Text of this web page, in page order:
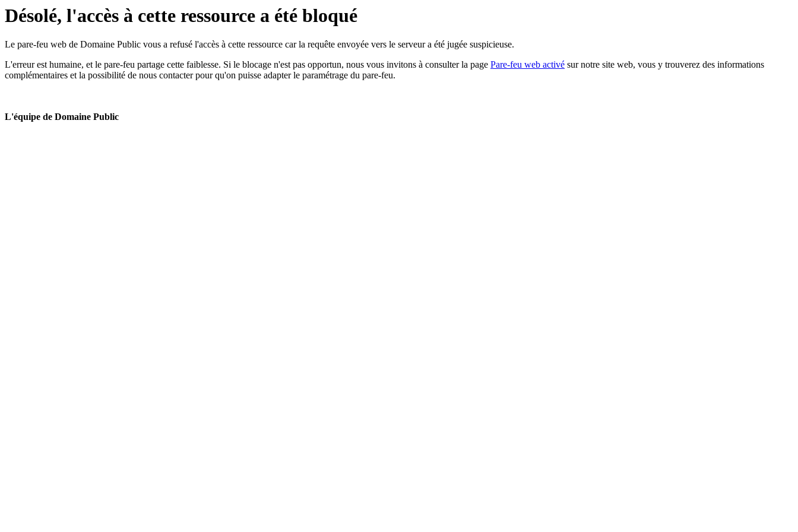
Désolé, l'accès à cette ressource a été bloqué
Le pare-feu web de Domaine Public vous a refusé l'accès à cette ressource car la requête envoyée vers le serveur a été jugée suspicieuse.
L'erreur est humaine, et le pare-feu partage cette faiblesse. Si le blocage n'est pas opportun, nous vous invitons à consulter la page Pare-feu web activé sur notre site web, vous y trouverez des informations
complémentaires et la possibilité de nous contacter pour qu'on puisse adapter le paramétrage du pare-feu.
L'équipe de Domaine Public